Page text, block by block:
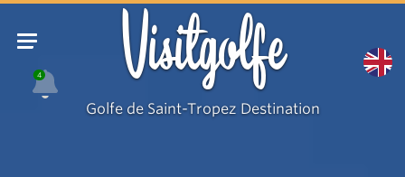
4 Visitgolfe
Golfe de Saint-Tropez Destination